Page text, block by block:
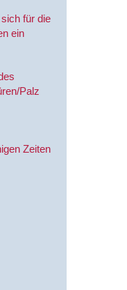
für die
ein
Palz
Zeiten